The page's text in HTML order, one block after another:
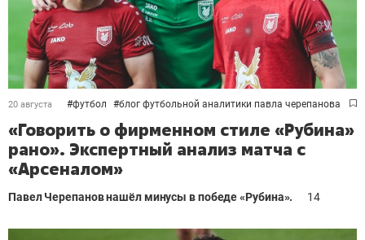
20 августа #футбол #блог футбольной аналитики павла черепанова
«Говорить о фирменном стиле «Рубина»
рано». Экспертный анализ матча с
«Арсеналом»
Павел Черепанов нашёл минусы в победе«Рубина». 14